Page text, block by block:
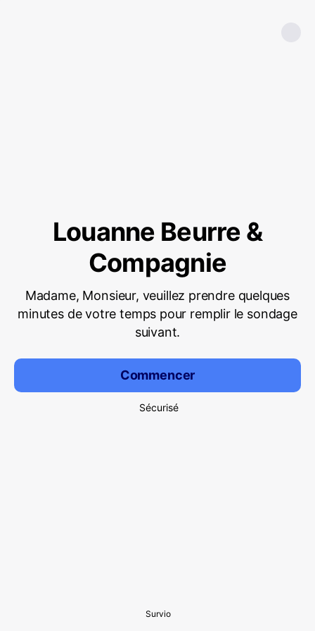
Louanne Beurre &
Compagnie
Madame, Monsieur, veuillez prendre quelques
minutes de votre temps pour remplir le sondage
suivant.
Commencer
Sécurisé
Survio